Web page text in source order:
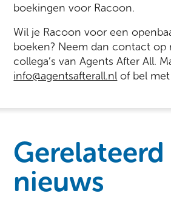
boekingen voor Racoon.
Wil je Racoon voor een
boeken? Neem dan contact op
collega’s van Agents After All.
info@agentsafterall.nl of bel
Gerelateerd
nieuws